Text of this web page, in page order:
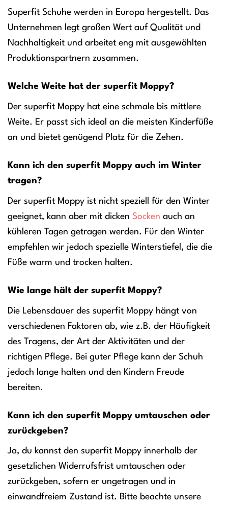
Superfit Schuhe werden in Europa hergestellt. Das
Unternehmen legt großen Wert auf Qualität und
Nachhaltigkeit und arbeitet eng mit ausgewählten
Produktionspartnern zusammen.
Welche Weite hat der superfit Moppy?
Der superfit Moppy hat eine schmale bis mittlere
Weite. Er passt sich ideal an die meisten Kinderfüße
an und bietet genügend Platz für die Zehen.
Kann ich den superfit Moppy auch im Winter
tragen?
Der superfit Moppy ist nicht speziell für den Winter
geeignet, kann aber mit dicken Socken auch an
kühleren Tagen getragen werden. Für den Winter
empfehlen wir jedoch spezielle Winterstiefel, die die
Füße warm und trocken halten.
Wie lange hält der superfit Moppy?
Die Lebensdauer des superfit Moppy hängt von
verschiedenen Faktoren ab, wie z.B. der Häufigkeit
des Tragens, der Art der Aktivitäten und der
richtigen Pflege. Bei guter Pflege kann der Schuh
jedoch lange halten und den Kindern Freude
bereiten.
Kann ich den superfit Moppy umtauschen oder
zurückgeben?
Ja, du kannst den superfit Moppy innerhalb der
gesetzlichen Widerrufsfrist umtauschen oder
zurückgeben, sofern er ungetragen und in
einwandfreiem Zustand ist. Bitte beachte unsere